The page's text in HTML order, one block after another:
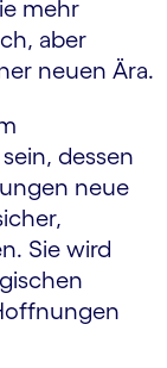
mehr
aber
neuen Ära.
dessen
neue
Sie wird